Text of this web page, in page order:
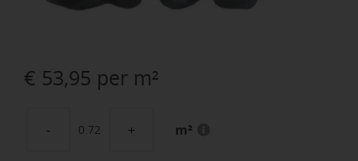
€ 53,95 per m²
Citta
m²